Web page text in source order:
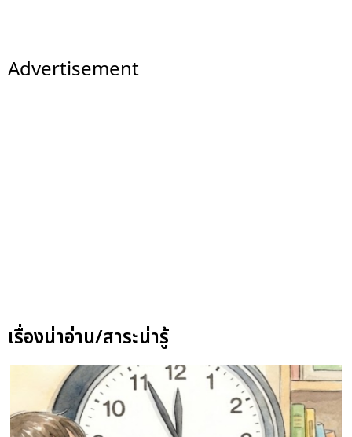
Advertisement
เรื่องน่าอ่าน/สาระน่ารู้